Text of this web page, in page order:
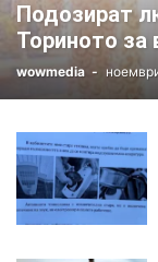
Подозират
Ториното за
wowmedia -